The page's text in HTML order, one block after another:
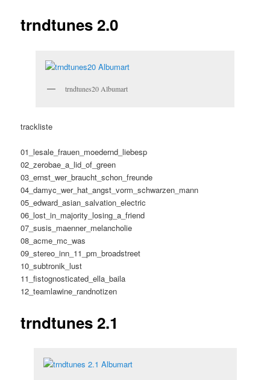
trndtunes 2.0
trndtunes20 Albumart
trackliste
01_lesale_frauen_moedernd_liebesp
02_zerobae_a_lid_of_green
03_ernst_wer_braucht_schon_freunde
04_damyc_wer_hat_angst_vorm_schwarzen_mann
05_edward_asian_salvation_electric
06_lost_in_majority_losing_a_friend
07_susis_maenner_melancholie
08_acme_mc_was
09_stereo_inn_11_pm_broadstreet
10_subtronik_lust
11_fistognosticated_ella_baila
12_teamlawine_randnotizen
trndtunes 2.1